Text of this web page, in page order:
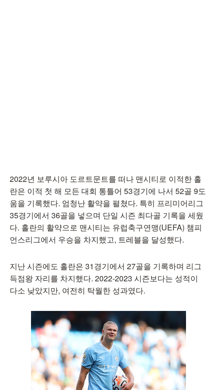
2022년 보루시아 도르트문트를 떠나 맨시티로 이적한 홀
란은 이적 첫 해 모든 대회 통틀어 53경기에 나서 52골 9도
움을 기록했다. 엄청난 활약을 펼쳤다. 특히 프리미어리그
35경기에서 36골을 넣으며 단일 시즌 최다골 기록을 세웠
다. 홀란의 활약으로 맨시티는 유럽축구연맹(UEFA) 챔피
언스리그에서 우승을 차지했고, 트레블을 달성했다.
지난 시즌에도 홀란은 31경기에서 27골을 기록하며 리그
득점왕 자리를 차지했다. 2022-2023 시즌보다는 성적이
다소 낮았지만, 여전히 탁월한 성과였다.